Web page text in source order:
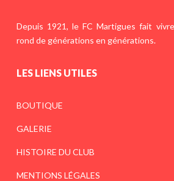
Depuis 1921, le FC Martigues fait
rond de générations en générations.
LES LIENS UTILES
BOUTIQUE
GALERIE
HISTOIRE DU CLUB
MENTIONS LÉGALES